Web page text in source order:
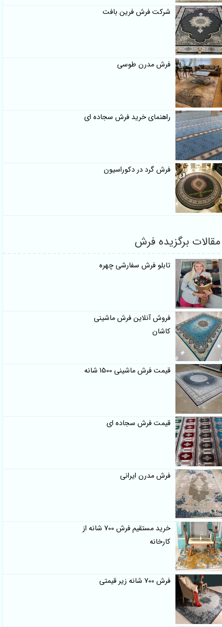
شرکت فرش فرین بافت
فرش مدرن طوسی
راهنمای خرید فرش سجاده ای
فرش گرد در دکوراسیون
فرش
تابلو فرش سفارشی چهره
فروش آنلاین فرش ماشینی
کاشان
قیمت فرش ماشینی 1500 شانه
قیمت فرش سجاده ای
فرش مدرن ایرانی
خرید مستقیم فرش 700 شانه از
کارخانه
فرش 700 شانه زیر قیمتی